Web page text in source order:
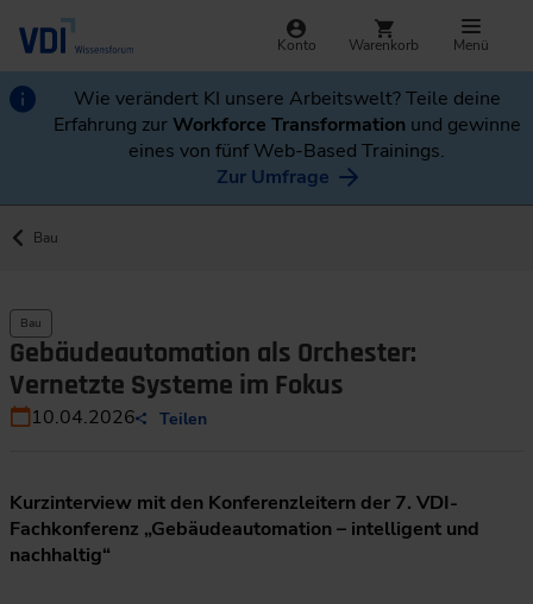
Konto Warenkorb Menü
Wie verändert KI unsere Arbeitswelt? Teile deine
Erfahrung zurWorkforce Transformation und gewinne
eines von fünf Web-Based Trainings.
Zur Umfrage
Bau
Bau
Gebäudeautomation als Orchester:
Vernetzte Systeme im Fokus
10.04.2026 Teilen
Kurzinterview mit den Konferenzleitern der 7. VDI-
Fachkonferenz „Gebäudeautomation – intelligent und
nachhaltig“